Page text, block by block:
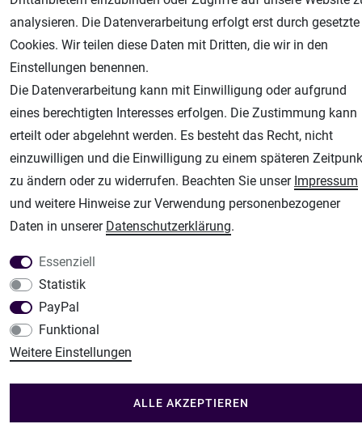
Airbrush-City
Fachhandel für: Airbrushpistolen, Kompressoren, Airbrushfarben
Modellbau-City
Modellbau Shop
Plotter-City
Schneideplotter, Transferpressen, Siebdruck und Plotterfolien
Im Shop Kaufen
Küchen Zubehör - Haus/Garten - Tierbedarf
analysieren. Die Datenverarbeitung erfolgt erst durch gesetzte
Cookies. Wir teilen diese Daten mit Dritten, die wir in den
Einstellungen benennen.
Die Datenverarbeitung kann mit Einwilligung oder aufgrund
eines berechtigten Interesses erfolgen. Die Zustimmung kann
erteilt oder abgelehnt werden. Es besteht das Recht, nicht
einzuwilligen und die Einwilligung zu einem späteren
zu ändern oder zu widerrufen. Beachten Sie unser Impressum
und weitere Hinweise zur Verwendung personenbezogener
Daten in unserer Daten­schutz­erklärung.
Essenziell
Statistik
PayPal
Funktional
Weitere Einstellungen
ALLE AKZEPTIEREN